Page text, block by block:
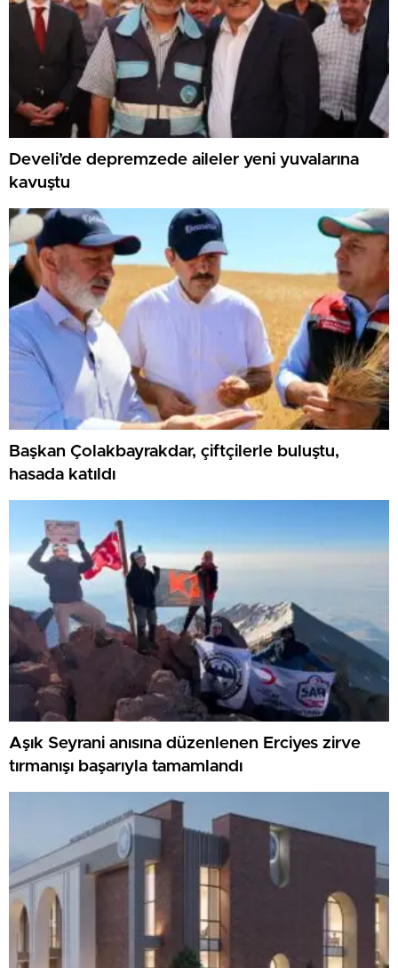
Develi’de depremzede aileler yeni yuvalarına
kavuştu
Başkan Çolakbayrakdar, çiftçilerle buluştu,
hasada katıldı
Aşık Seyrani anısına düzenlenen Erciyes zirve
tırmanışı başarıyla tamamlandı